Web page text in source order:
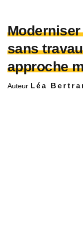
sans
approche
Auteur Léa